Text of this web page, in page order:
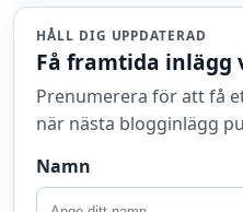
HÅLL DIG UPPDATERAD
Få framtida inlägg
Prenumerera för att få
när nästa blogginlägg
Namn